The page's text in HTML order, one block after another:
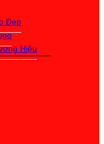
Đẹp
Hiệu